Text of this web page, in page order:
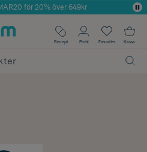
inom Skönhet
för 20% över 649kr
Fri frakt
på alla köp*
Recept Profil Favoriter Kassa